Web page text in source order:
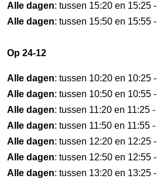
Alle dagen: tussen 15:20 en 15:25 -
Alle dagen: tussen 15:50 en 15:55 -
Op 24-12
Alle dagen: tussen 10:20 en 10:25 -
Alle dagen: tussen 10:50 en 10:55 -
Alle dagen: tussen 11:20 en 11:25 -
Alle dagen: tussen 11:50 en 11:55 -
Alle dagen: tussen 12:20 en 12:25 -
Alle dagen: tussen 12:50 en 12:55 -
Alle dagen: tussen 13:20 en 13:25 -